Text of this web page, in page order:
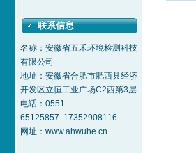
联系信息
名称：安徽省五禾环境检测科技
有限公司
地址：安徽省合肥市肥西县经济
开发区立恒工业广场C2西第3层
电话：0551-
65125857 17352908116
网址：www.ahwuhe.cn